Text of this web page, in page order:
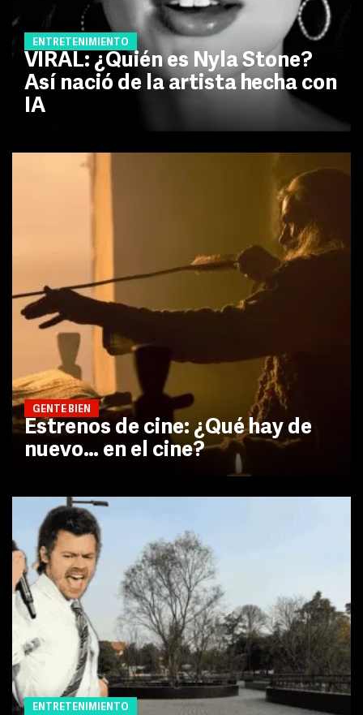
ENTRETENIMIENTO
VIRAL: ¿Quién es Nyla Stone?
Así nació de la artista hecha con
IA
GENTE BIEN
Estrenos de cine: ¿Qué hay de
nuevo… en el cine?
ENTRETENIMIENTO